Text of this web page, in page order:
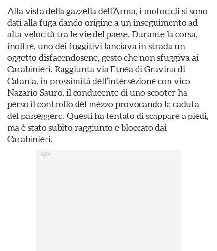
Alla vista della gazzella dell’Arma, i motocicli si sono
dati alla fuga dando origine a un inseguimento ad
alta velocità tra le vie del paese. Durante la corsa,
inoltre, uno dei fuggitivi lanciava in strada un
oggetto disfacendosene, gesto che non sfuggiva ai
Carabinieri. Raggiunta via Etnea di Gravina di
Catania, in prossimità dell’intersezione con vico
Nazario Sauro, il conducente di uno scooter ha
perso il controllo del mezzo provocando la caduta
del passeggero. Questi ha tentato di scappare a piedi,
ma è stato subito raggiunto e bloccato dai
Carabinieri.